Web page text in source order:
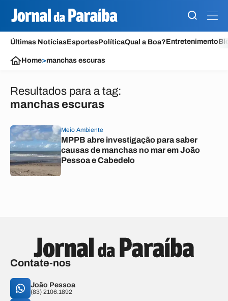
Últimas NotíciasEsportesPolíticaQual a Boa?Entretenimento
Home>manchas escuras
Resultados para a tag:
manchas escuras
Meio Ambiente
MPPB abre investigação para saber
causas de manchas no mar em João
Pessoa e Cabedelo
Contate-nos
João Pessoa
(83) 2106.1892